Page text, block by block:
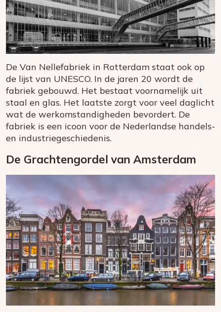
De Van Nellefabriek in Rotterdam staat ook op
de lijst van UNESCO. In de jaren 20 wordt de
fabriek gebouwd. Het bestaat voornamelijk uit
staal en glas. Het laatste zorgt voor veel daglicht
wat de werkomstandigheden bevordert. De
fabriek is een icoon voor de Nederlandse handels-
en industriegeschiedenis.
De Grachtengordel van Amsterdam